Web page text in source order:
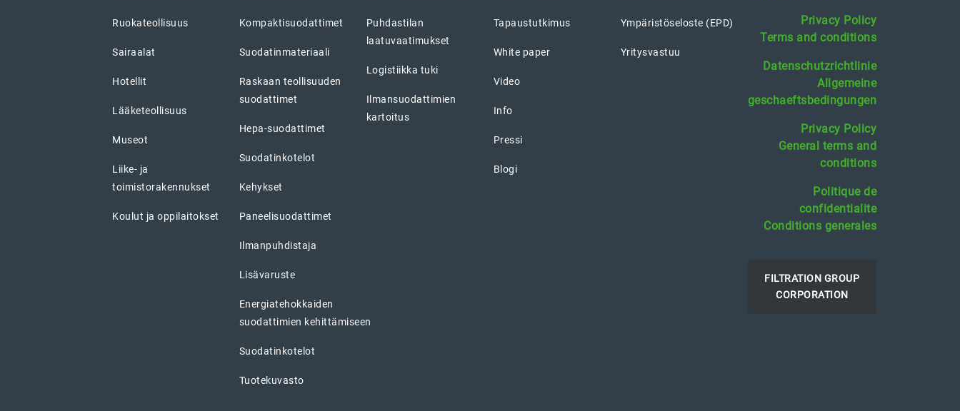
Ruokateollisuus
Sairaalat
Hotellit
Lääketeollisuus
Museot
Liike- ja
toimistorakennukset
Koulut ja oppilaitokset
Kompaktisuodattimet
Suodatinmateriaali
Raskaan teollisuuden
suodattimet
Hepa-suodattimet
Suodatinkotelot
Kehykset
Paneelisuodattimet
Ilmanpuhdistaja
Lisävaruste
Energiatehokkaiden
suodattimien kehittämiseen
Suodatinkotelot
Tuotekuvasto
Puhdastilan
laatuvaatimukset
Logistiikka tuki
Ilmansuodattimien
kartoitus
Tapaustutkimus
White paper
Video
Info
Pressi
Blogi
Ympäristöseloste (EPD)
Yritysvastuu
Privacy Policy
Terms and conditions
Datenschutzrichtlinie
Allgemeine
geschaeftsbedingungen
Privacy Policy
General terms and
conditions
Politique de
confidentialite
Conditions generales
FILTRATION GROUP
CORPORATION